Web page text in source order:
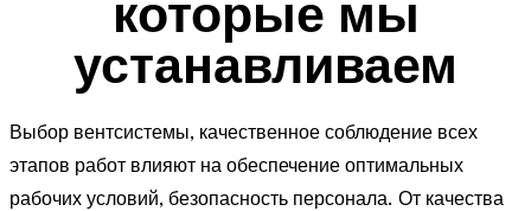
которые мы
устанавливаем
Выбор вентсистемы, качественное соблюдение всех
этапов работ влияют на обеспечение оптимальных
рабочих условий, безопасность персонала. От качества